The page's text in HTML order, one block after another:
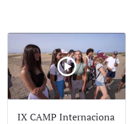
IX CAMP Internaciona